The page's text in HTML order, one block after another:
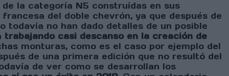
la categoría N5 construídas en sus
del doble chevrón, ya que después de
todavía no han dado detalles de un posible
trabajando casi descanso en la creación de
monturas, como es el caso por ejemplo del
de una primera edición que no resultó del
de ver como se desarrollan los